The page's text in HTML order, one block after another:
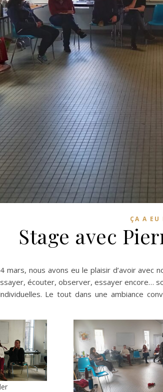
ÇA A EU
Stage avec
mars, nous avons eu le plaisir d’avoir
écouter, observer, essayer encore…
Le tout dans une ambiance